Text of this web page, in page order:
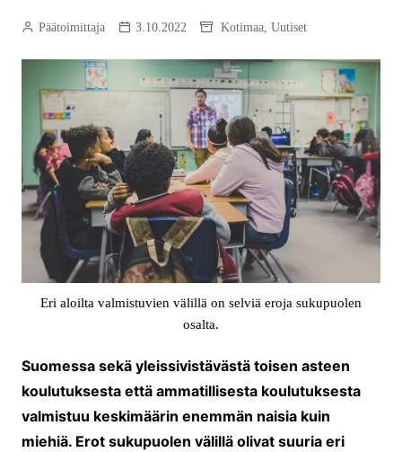
Päätoimittaja 3.10.2022 Kotimaa, Uutiset
Eri aloilta valmistuvien välillä on selviä eroja sukupuolen
osalta.
Suomessa sekä yleissivistävästä toisen asteen
koulutuksesta että ammatillisesta koulutuksesta
valmistuu keskimäärin enemmän naisia kuin
miehiä. Erot sukupuolen välillä olivat suuria eri